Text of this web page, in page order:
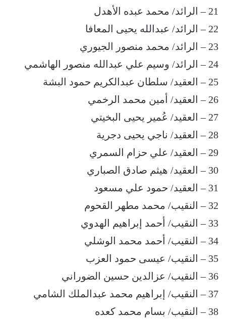
21 – الرائد/ محمد عبده الأهدل
22 – الرائد/ عبدالله يحيى المعافا
23 – الرائد/ محمد منصور الجيوري
24 – الرائد/ وسيم علي عبدالله منصور الهاشمي
25 – العقيد/ سلطان عبدالكريم حمود البشة
26 – العقيد/ أمين محمد الرخمي
27 – العقيد/ عُمير يحيى البخيتي
28 – العقيد/ ناجي يحيى دجرية
29 – العقيد/ علي حزام السمري
30 – العقيد/ هيثم صادق الصباري
31 – العقيد/ حمود علي مسعود
32 – النقيب/ محمد مطهر القحوم
33 – النقيب/ أحمد إبراهيم الهدوي
34 – النقيب/ أحمد محمد الوشلي
35 – النقيب/ عيسى حمود العزب
36 – النقيب/ عزالدين حسين الضوراني
37 – النقيب/ إبراهيم محمد عبدالملك الشامي
38 – النقيب/ بسام محمد كعده